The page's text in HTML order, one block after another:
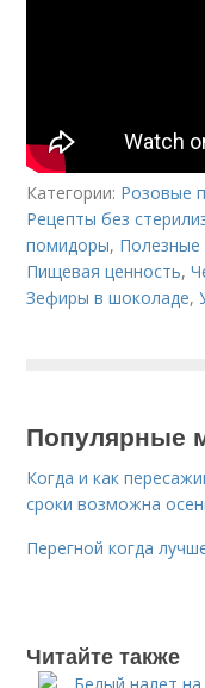
Категории: Розовые
Рецепты без
помидоры, Полезные
Пищевая ценность,
Зефиры в шоколаде,
Популярные
Когда и как
сроки возможна
Перегной когда
Читайте также